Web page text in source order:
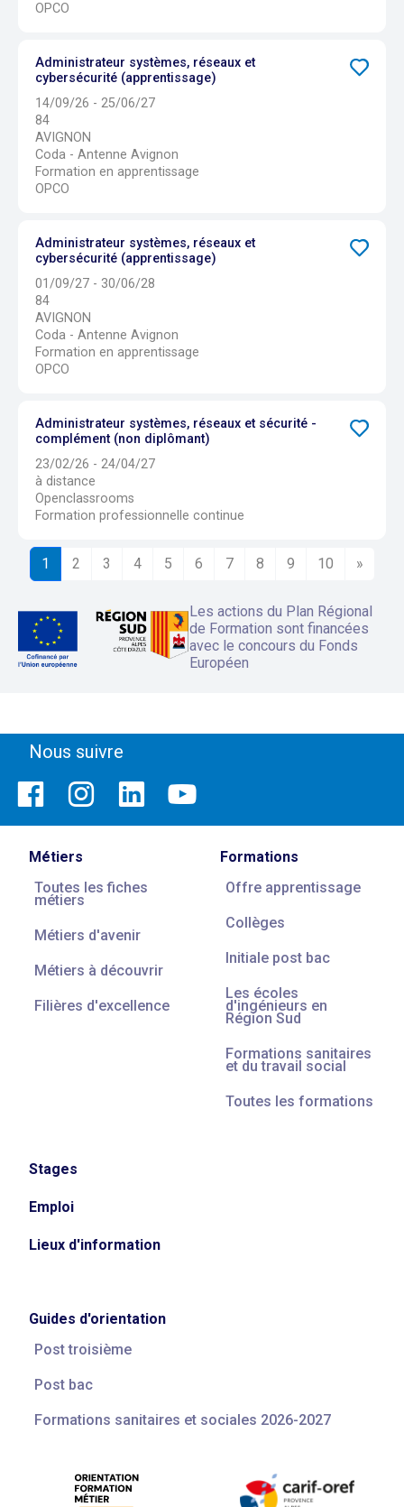
OPCO
Administrateur systèmes, réseaux et
cybersécurité (apprentissage)
14/09/26 - 25/06/27
84
AVIGNON
Coda - Antenne Avignon
Formation en apprentissage
OPCO
Administrateur systèmes, réseaux et
cybersécurité (apprentissage)
01/09/27 - 30/06/28
84
AVIGNON
Coda - Antenne Avignon
Formation en apprentissage
OPCO
Administrateur systèmes, réseaux et sécurité -
complément (non diplômant)
23/02/26 - 24/04/27
à distance
Openclassrooms
Formation professionnelle continue
1 2 3 4 5 6 7 8 9 10 »
Les actions du Plan Régional
de Formation sont financées
avec le concours du Fonds
Européen
Nous suivre
Métiers
Toutes les fiches
métiers
Métiers d'avenir
Métiers à découvrir
Filières d'excellence
Formations
Offre apprentissage
Collèges
Initiale post bac
Les écoles
d'ingénieurs en
Région Sud
Formations sanitaires
et du travail social
Toutes les formations
Stages
Emploi
Lieux d'information
Guides d'orientation
Post troisième
Post bac
Formations sanitaires et sociales 2026-2027